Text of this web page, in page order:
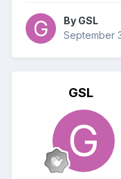
By GSL
September
GSL